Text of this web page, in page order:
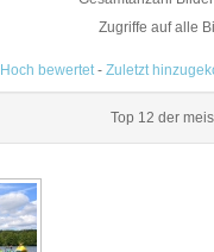
Zugriffe auf alle
Hoch bewertet - Zuletzt
Top 12 der